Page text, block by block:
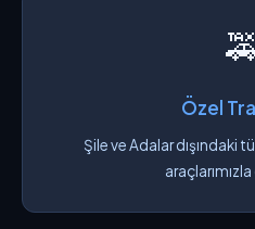
Özel
Şile ve Adalar dışındaki